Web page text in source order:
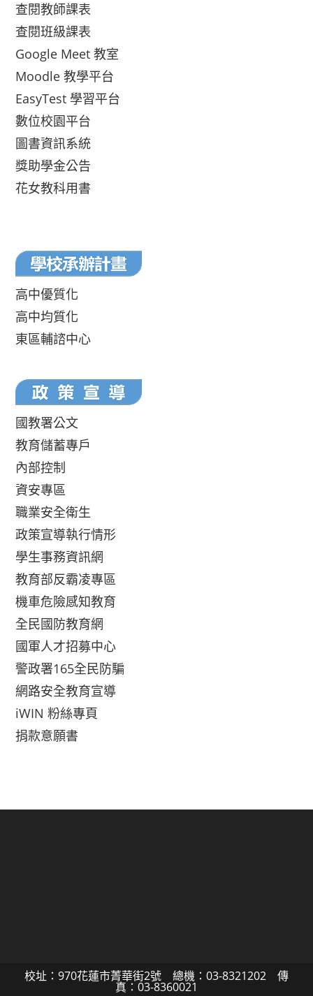
查閱教師課表
查閱班級課表
Google Meet 教室
Moodle 教學平台
EasyTest 學習平台
數位校園平台
圖書資訊系統
獎助學金公告
花女教科用書
高中優質化
高中均質化
東區輔諮中心
國教署公文
教育儲蓄專戶
內部控制
資安專區
職業安全衛生
政策宣導執行情形
學生事務資訊網
教育部反霸凌專區
機車危險感知教育
全民國防教育網
國軍人才招募中心
警政署165全民防騙
網路安全教育宣導
iWIN 粉絲專頁
捐款意願書
校址：970花蓮市菁華街2號 總機：03-8321202 傳
真：03-8360021